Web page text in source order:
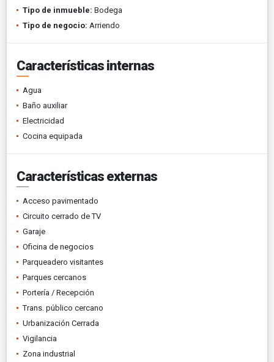
Tipo de inmueble: Bodega
Tipo de negocio: Arriendo
Características internas
Agua
Baño auxiliar
Electricidad
Cocina equipada
Características externas
Acceso pavimentado
Circuito cerrado de TV
Garaje
Oficina de negocios
Parqueadero visitantes
Parques cercanos
Portería / Recepción
Trans. público cercano
Urbanización Cerrada
Vigilancia
Zona industrial